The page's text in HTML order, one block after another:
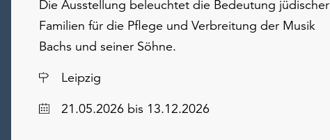
Die Ausstellung beleuchtet die Bedeutung jüdischer
Familien für die Pflege und Verbreitung der Musik
Bachs und seiner Söhne.
Ort
Leipzig
Datum21.05.2026 bis 13.12.2026